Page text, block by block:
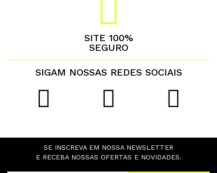
SITE 100%
SEGURO
SIGAM NOSSAS REDES SOCIAIS
SE INSCREVA EM NOSSA NEWSLETTER
E RECEBA NOSSAS OFERTAS E NOVIDADES.